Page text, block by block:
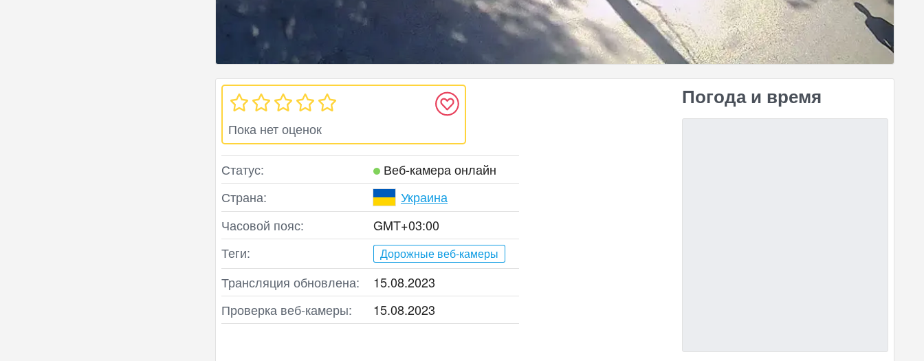
Пока нет оценок
Статус:
Веб‑камера онлайн
Страна:
Украина
Часовой пояс:
GMT+03:00
Теги:
Дорожные веб-камеры
Трансляция обновлена:
15.08.2023
Проверка веб‑камеры:
15.08.2023
Погода и время